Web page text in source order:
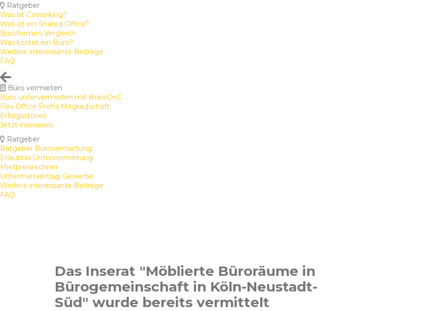
Ratgeber
Was ist Coworking?
Was ist ein Shared Office?
Büroformen Vergleich
Was kostet ein Büro?
Weitere interessante Beiträge
FAQ
Büro vermieten
Büro untervermieten mit shareDnC
Flex Office Profis Mitgliedschaft
Erfolgsstories
Jetzt inserieren
Ratgeber
Ratgeber Bürovermietung
Erlaubnis Untervermietung
Mietpreisrechner
Untermietvertrag Gewerbe
Weitere interessante Beiträge
FAQ
Das Inserat "Möblierte Büroräume in
Bürogemeinschaft in Köln-Neustadt-
Süd" wurde bereits vermittelt